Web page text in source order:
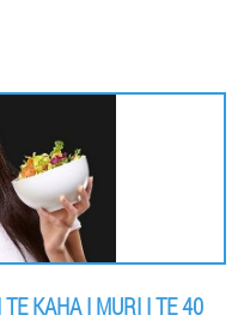
KAHA I MURI I TE 40